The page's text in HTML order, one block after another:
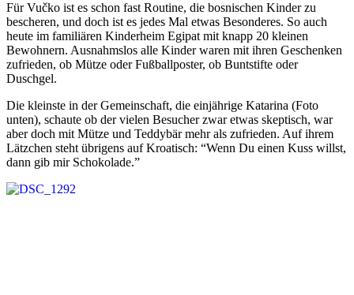
Für Vučko ist es schon fast Routine, die bosnischen Kinder zu
bescheren, und doch ist es jedes Mal etwas Besonderes. So auch
heute im familiären Kinderheim Egipat mit knapp 20 kleinen
Bewohnern. Ausnahmslos alle Kinder waren mit ihren Geschenken
zufrieden, ob Mütze oder Fußballposter, ob Buntstifte oder
Duschgel.
Die kleinste in der Gemeinschaft, die einjährige Katarina (Foto
unten), schaute ob der vielen Besucher zwar etwas skeptisch, war
aber doch mit Mütze und Teddybär mehr als zufrieden. Auf ihrem
Lätzchen steht übrigens auf Kroatisch: “Wenn Du einen Kuss willst,
dann gib mir Schokolade.”